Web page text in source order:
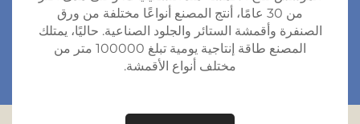
من 30 عامًا، أنتج المصنع أنواعًا مختلفة من ورق
الصنفرة وأقمشة الستائر والجلود الصناعية. حاليًا، يمتلك
المصنع طاقة إنتاجية يومية تبلغ 100000 متر من
مختلف أنواع الأقمشة.